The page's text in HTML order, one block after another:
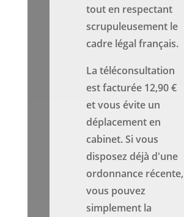
tout en respectant
scrupuleusement le
cadre légal français.
La téléconsultation
est facturée 12,90 €
et vous évite un
déplacement en
cabinet. Si vous
disposez déjà d'une
ordonnance récente,
vous pouvez
simplement la